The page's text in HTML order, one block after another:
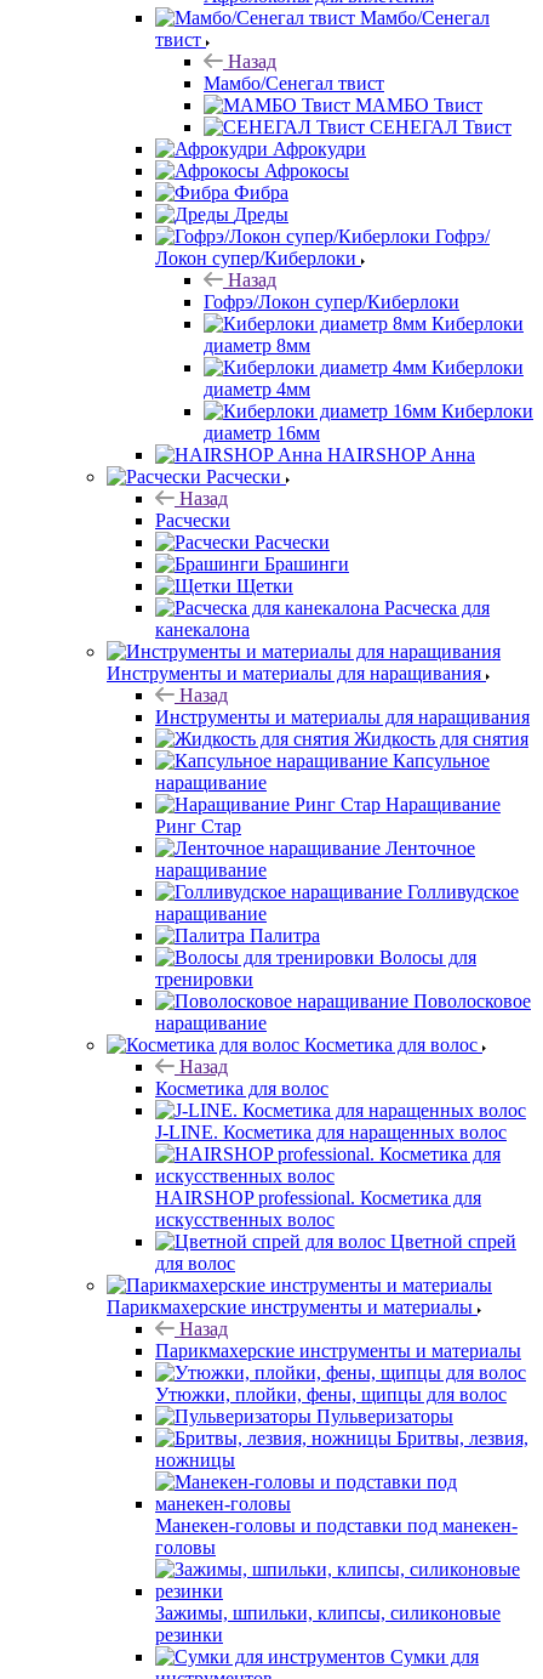
Мамбо/Сенегал
твист
Назад
Мамбо/Сенегал твист
МАМБО Твист
СЕНЕГАЛ Твист
Афрокудри
Афрокосы
Фибра
Дреды
Гофрэ/
Локон супер/Киберлоки
Назад
Гофрэ/Локон супер/Киберлоки
Киберлоки
диаметр 8мм
Киберлоки
диаметр 4мм
Киберлоки
диаметр 16мм
HAIRSHOP Анна
Расчески
Назад
Расчески
Расчески
Брашинги
Щетки
Расческа для
канекалона
Инструменты и материалы для наращивания
Назад
Инструменты и материалы для наращивания
Жидкость для снятия
Капсульное
наращивание
Наращивание
Ринг Стар
Ленточное
наращивание
Голливудское
наращивание
Палитра
Волосы для
тренировки
Поволосковое
наращивание
Косметика для волос
Назад
Косметика для волос
J-LINE. Косметика для наращенных волос
HAIRSHOP professional. Косметика для
искусственных волос
Цветной спрей
для волос
Парикмахерские инструменты и материалы
Назад
Парикмахерские инструменты и материалы
Утюжки, плойки, фены, щипцы для волос
Пульверизаторы
Бритвы, лезвия,
ножницы
Манекен-головы и подставки под манекен-
головы
Зажимы, шпильки, клипсы, силиконовые
резинки
Сумки для